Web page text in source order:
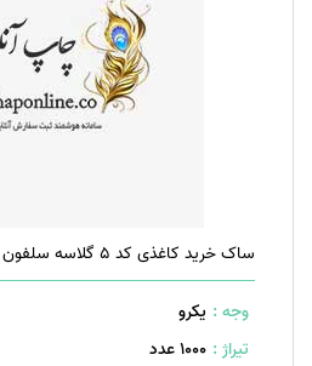
ساک خرید کاغذی کد 5 گلاسه سلفون مات
وجه : یکرو
تیراژ : 1000 عدد